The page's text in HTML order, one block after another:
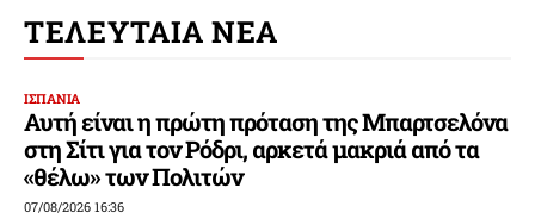
ΤΕΛΕΥΤΑΙΑ ΝΕΑ
ΙΣΠΑΝΙΑ
Αυτή είναι η πρώτη πρόταση της Μπαρτσελόνα
στη Σίτι για τον Ρόδρι, αρκετά μακριά από τα
«θέλω» των Πολιτών
07/08/2026 16:36